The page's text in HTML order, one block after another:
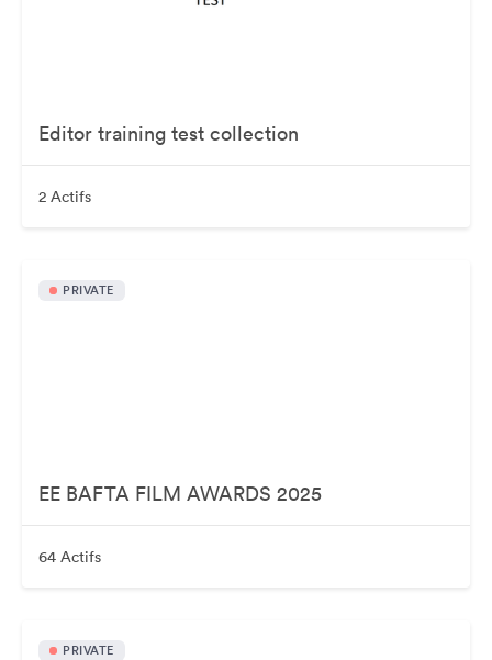
Editor training test collection
2 Actifs
PRIVATE
EE BAFTA FILM AWARDS 2025
64 Actifs
PRIVATE